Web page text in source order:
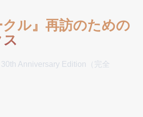
クル』再訪のための